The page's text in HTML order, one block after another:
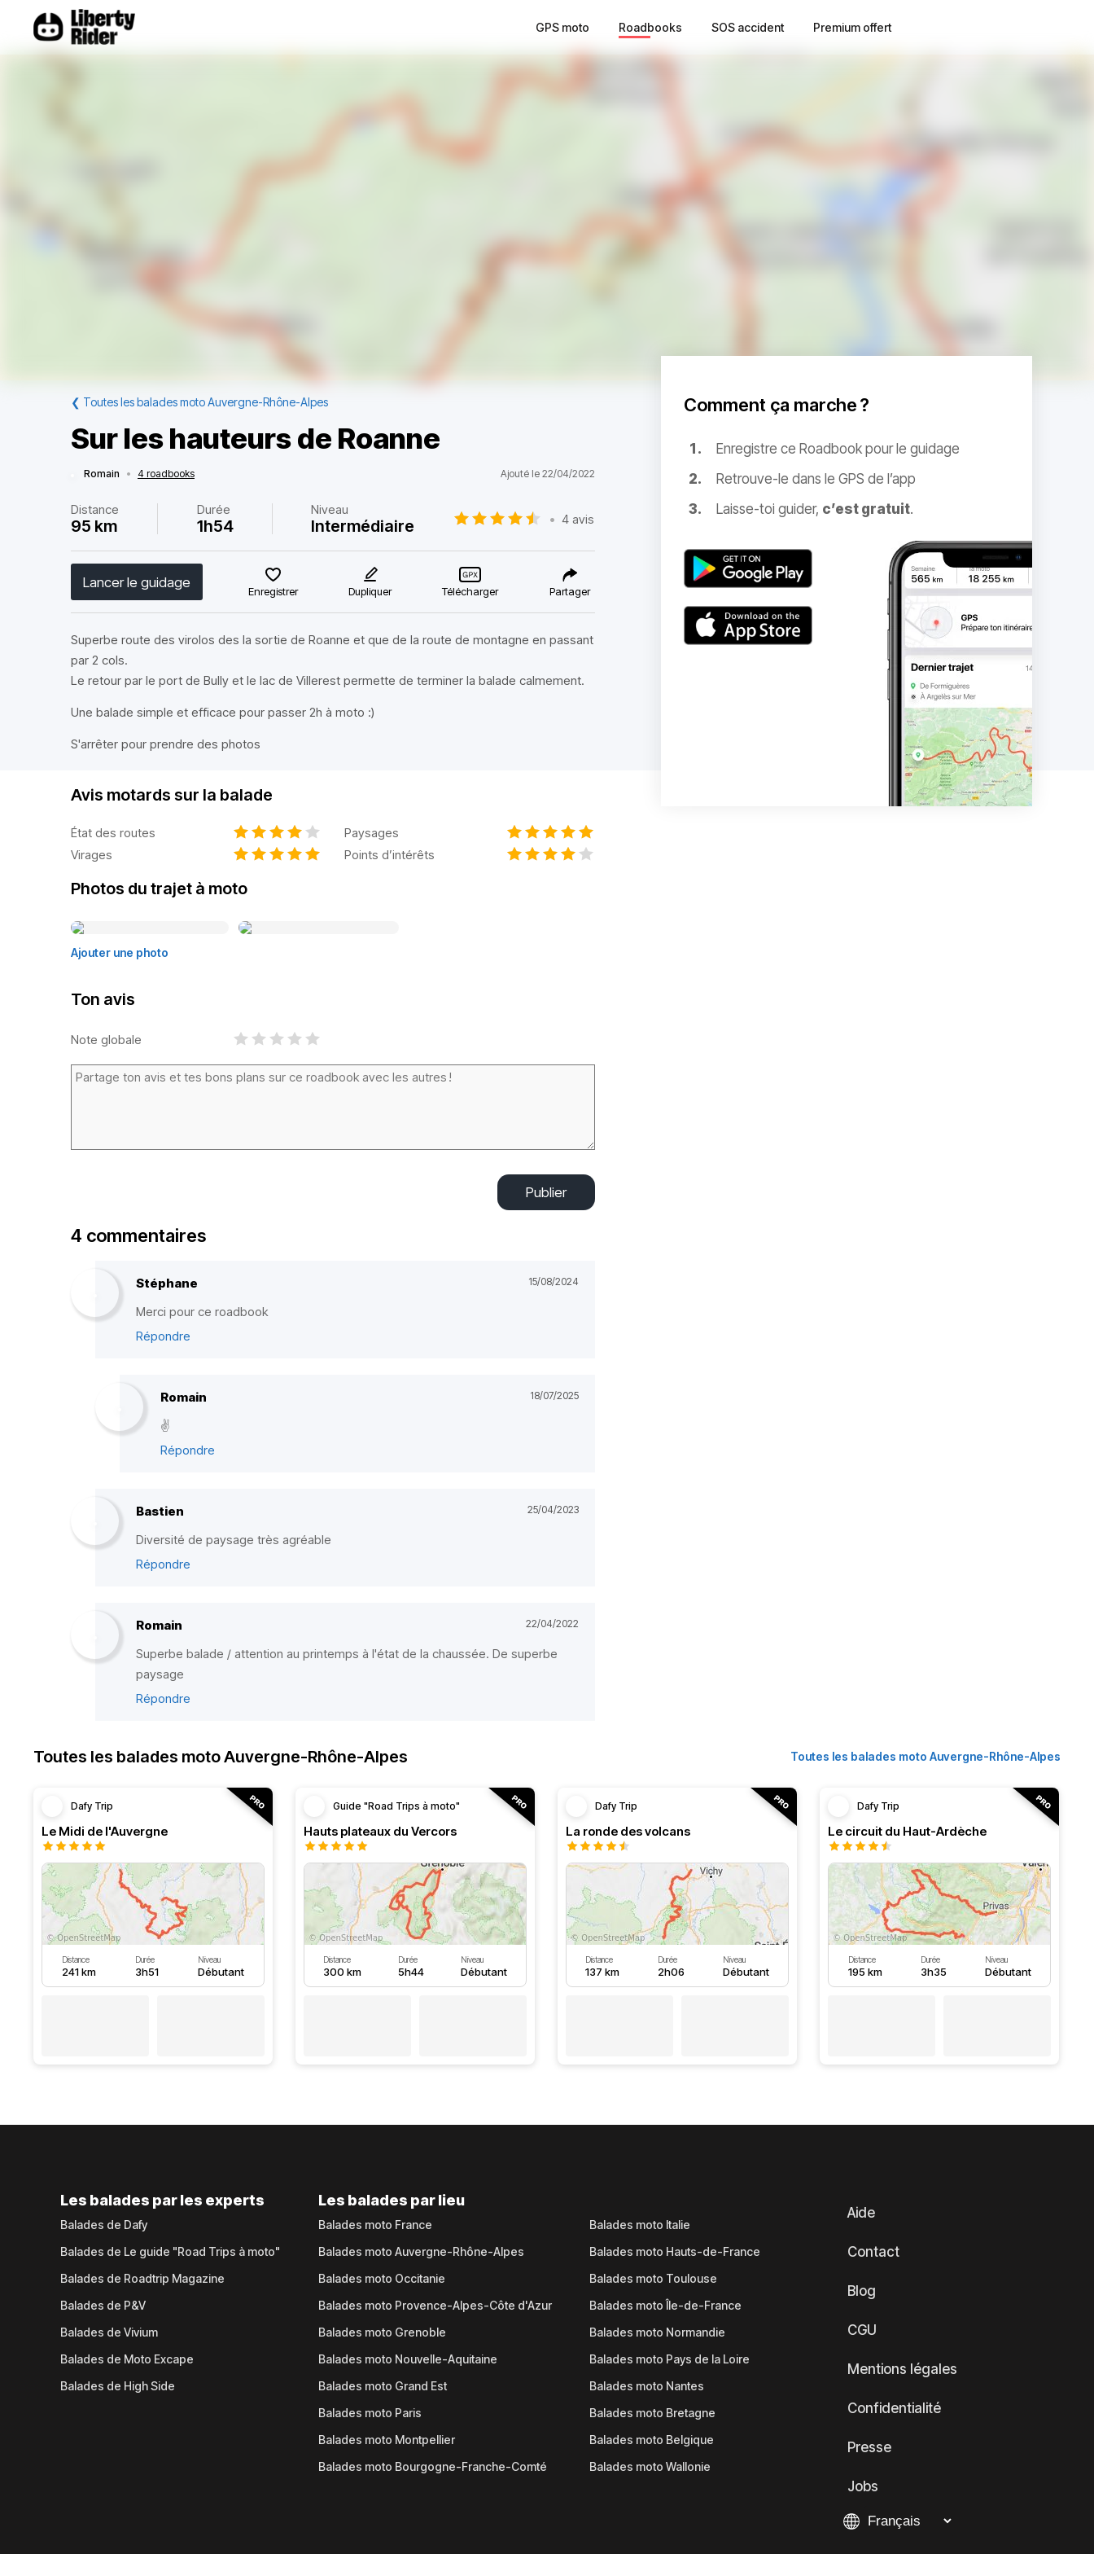
GPS moto Roadbooks SOS accident Premium offert
❮ Toutes les balades moto Auvergne-Rhône-Alpes
Sur les hauteurs de Roanne
Romain • 4 roadbooks Ajouté le 22/04/2022
Distance
95 km
Durée
1h54
Niveau
Intermédiaire • 4 avis
Lancer le guidage
Enregistrer Dupliquer Télécharger Partager
Superbe route des virolos des la sortie de Roanne et que de la route de montagne en passant
par 2 cols.
Le retour par le port de Bully et le lac de Villerest permette de terminer la balade calmement.
Une balade simple et efficace pour passer 2h à moto :)
S'arrêter pour prendre des photos
Comment ça marche ?
Enregistre ce Roadbook pour le guidage
Retrouve-le dans le GPS de l’app
Laisse-toi guider, c’est gratuit.
Avis motards sur la balade
État des routes
Paysages
Virages
Points d’intérêts
Photos du trajet à moto
Ajouter une photo
Ton avis
Note globale
Publier
4 commentaires
Stéphane 15/08/2024
Merci pour ce roadbook
Répondre
Romain 18/07/2025
✌️
Répondre
Bastien 25/04/2023
Diversité de paysage très agréable
Répondre
Romain 22/04/2022
Superbe balade / attention au printemps à l'état de la chaussée. De superbe
paysage
Répondre
Toutes les balades moto Auvergne-Rhône-Alpes Toutes les balades moto Auvergne-Rhône-Alpes
Dafy Trip
Le Midi de l'Auvergne
Distance
241 km
Durée
3h51
Niveau
Débutant
Guide "Road Trips à moto"
Hauts plateaux du Vercors
Distance
300 km
Durée
5h44
Niveau
Débutant
Dafy Trip
La ronde des volcans
Distance
137 km
Durée
2h06
Niveau
Débutant
Dafy Trip
Le circuit du Haut-Ardèche
Distance
195 km
Durée
3h35
Niveau
Débutant
Les balades par les experts
Balades de Dafy
Balades de Le guide "Road Trips à moto"
Balades de Roadtrip Magazine
Balades de P&V
Balades de Vivium
Balades de Moto Excape
Balades de High Side
Les balades par lieu
Balades moto France
Balades moto Auvergne-Rhône-Alpes
Balades moto Occitanie
Balades moto Provence-Alpes-Côte d'Azur
Balades moto Grenoble
Balades moto Nouvelle-Aquitaine
Balades moto Grand Est
Balades moto Paris
Balades moto Montpellier
Balades moto Bourgogne-Franche-Comté
Balades moto Italie
Balades moto Hauts-de-France
Balades moto Toulouse
Balades moto Île-de-France
Balades moto Normandie
Balades moto Pays de la Loire
Balades moto Nantes
Balades moto Bretagne
Balades moto Belgique
Balades moto Wallonie
Aide
Contact
Blog
CGU
Mentions légales
Confidentialité
Presse
Jobs